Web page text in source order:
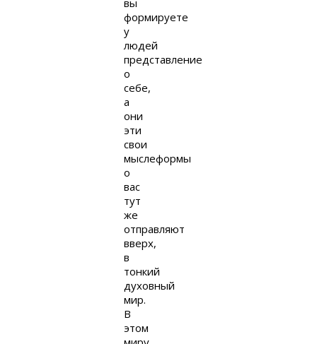
вы
формируете
у
людей
представление
о
себе,
а
они
эти
свои
мыслеформы
о
вас
тут
же
отправляют
вверх,
в
тонкий
духовный
мир.
В
этом